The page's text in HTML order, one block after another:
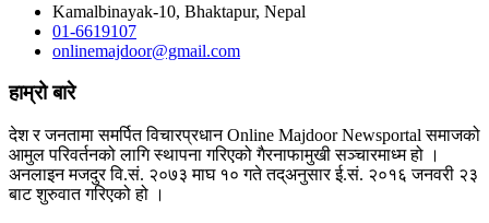
Kamalbinayak-10, Bhaktapur, Nepal
01-6619107
onlinemajdoor@gmail.com
हाम्रो बारे
देश र जनतामा समर्पित विचारप्रधान Online Majdoor Newsportal समाजको
आमुल परिवर्तनको लागि स्थापना गरिएको गैरनाफामुखी सञ्चारमाध्म हो ।
अनलाइन मजदुर वि.सं. २०७३ माघ १० गते तद्अनुसार ई.सं. २०१६ जनवरी २३
बाट शुरुवात गरिएको हो ।